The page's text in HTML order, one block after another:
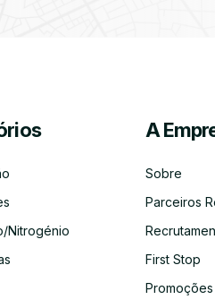
Nitrogénio
A
Sobre
Parceiros
First Stop
Promoções